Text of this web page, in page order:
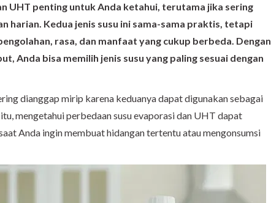
UHT penting untuk Anda ketahui, terutama jika sering
harian. Kedua jenis susu ini sama-sama praktis, tetapi
rasa, dan manfaat yang cukup berbeda. Dengan
Anda bisa memilih jenis susu yang paling sesuai dengan
dianggap mirip karena keduanya dapat digunakan sebagai
mengetahui perbedaan susu evaporasi dan UHT dapat
Anda ingin membuat hidangan tertentu atau mengonsumsi